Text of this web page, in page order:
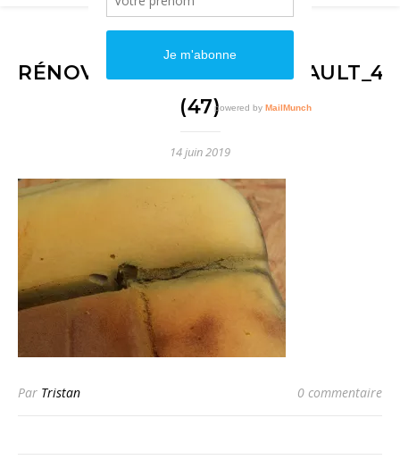
(47)
14 juin 2019
Par Tristan 0 commentaire